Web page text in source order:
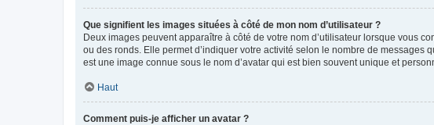
Que signifient les images situées à côté de mon nom d’utilisateur ?
Deux images peuvent apparaître à côté de votre nom d’utilisateur lorsque vous
ou des ronds. Elle permet d’indiquer votre activité selon le nombre de
est une image connue sous le nom d’avatar qui est bien souvent unique et
Haut
Comment puis-je afficher un avatar ?